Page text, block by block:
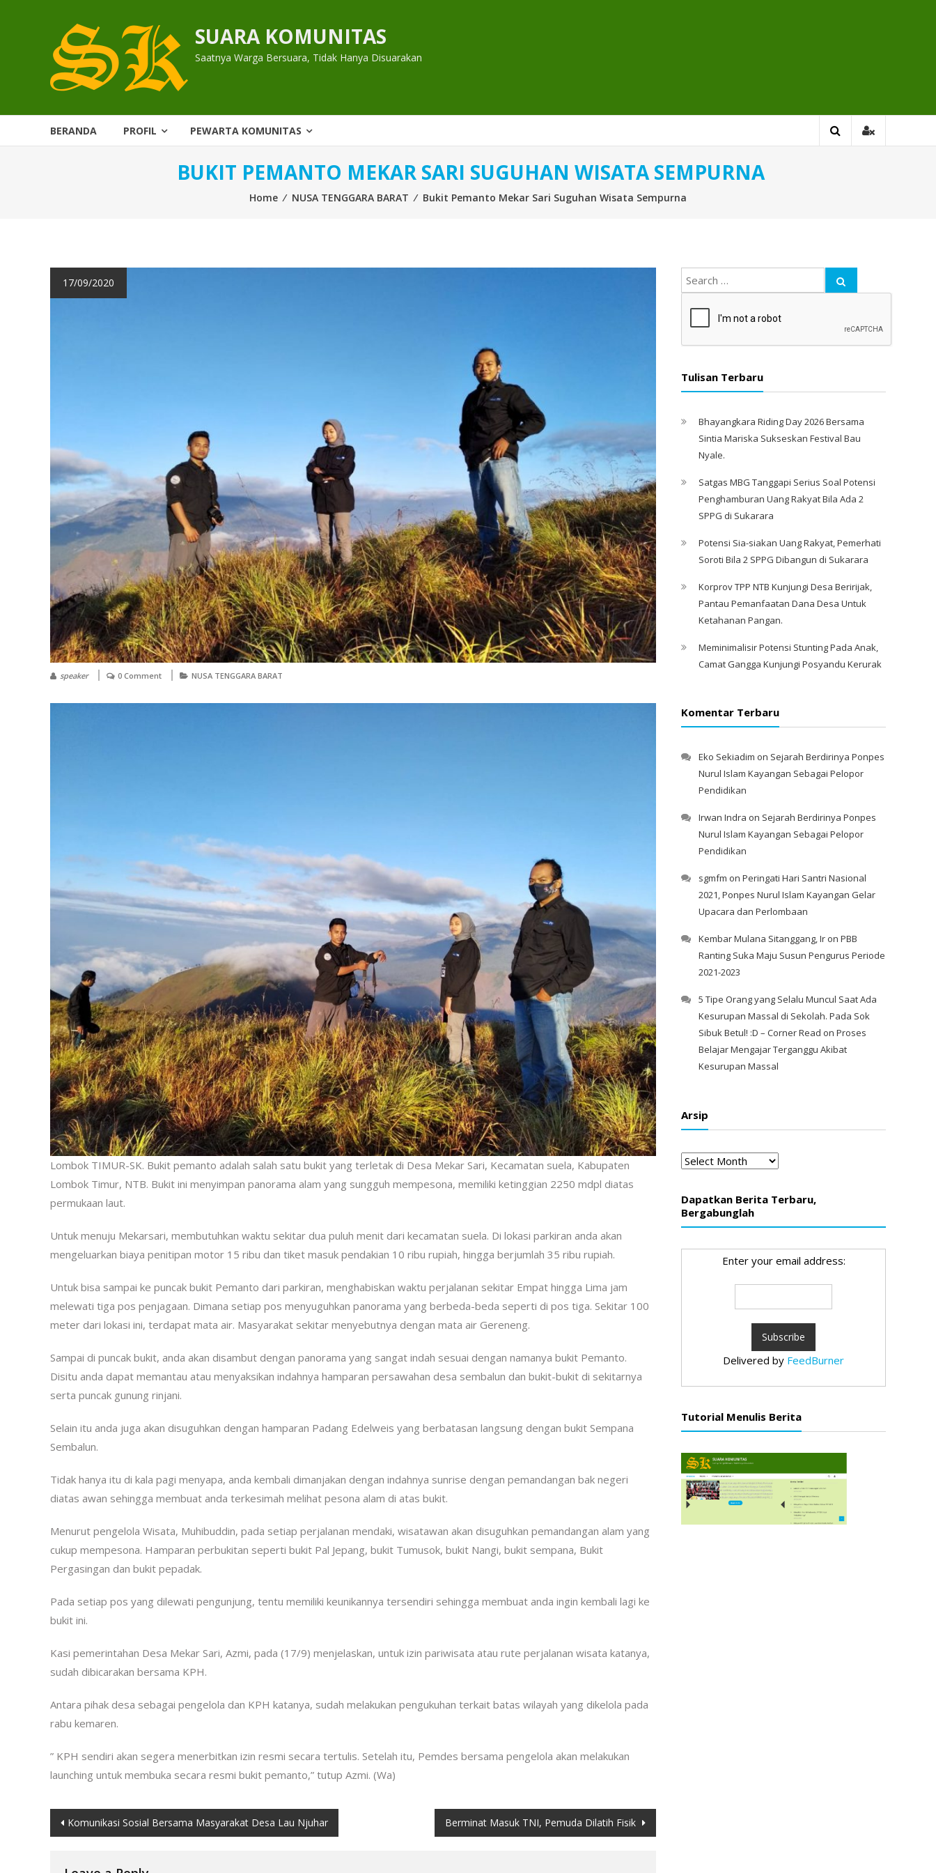
SUARA KOMUNITAS
Saatnya Warga Bersuara, Tidak Hanya Disuarakan
BERANDA PROFIL PEWARTA KOMUNITAS
BUKIT PEMANTO MEKAR SARI SUGUHAN WISATA SEMPURNA
Home ⁄ NUSA TENGGARA BARAT ⁄ Bukit Pemanto Mekar Sari Suguhan Wisata Sempurna
17/09/2020
speaker 0 Comment NUSA TENGGARA BARAT
Lombok TIMUR-SK. Bukit pemanto adalah salah satu bukit yang terletak di Desa Mekar Sari, Kecamatan suela, Kabupaten
Lombok Timur, NTB. Bukit ini menyimpan panorama alam yang sungguh mempesona, memiliki ketinggian 2250 mdpl diatas
permukaan laut.
Untuk menuju Mekarsari, membutuhkan waktu sekitar dua puluh menit dari kecamatan suela. Di lokasi parkiran anda akan
mengeluarkan biaya penitipan motor 15 ribu dan tiket masuk pendakian 10 ribu rupiah, hingga berjumlah 35 ribu rupiah.
Untuk bisa sampai ke puncak bukit Pemanto dari parkiran, menghabiskan waktu perjalanan sekitar Empat hingga Lima jam
melewati tiga pos penjagaan. Dimana setiap pos menyuguhkan panorama yang berbeda-beda seperti di pos tiga. Sekitar 100
meter dari lokasi ini, terdapat mata air. Masyarakat sekitar menyebutnya dengan mata air Gereneng.
Sampai di puncak bukit, anda akan disambut dengan panorama yang sangat indah sesuai dengan namanya bukit Pemanto.
Disitu anda dapat memantau atau menyaksikan indahnya hamparan persawahan desa sembalun dan bukit-bukit di sekitarnya
serta puncak gunung rinjani.
Selain itu anda juga akan disuguhkan dengan hamparan Padang Edelweis yang berbatasan langsung dengan bukit Sempana
Sembalun.
Tidak hanya itu di kala pagi menyapa, anda kembali dimanjakan dengan indahnya sunrise dengan pemandangan bak negeri
diatas awan sehingga membuat anda terkesimah melihat pesona alam di atas bukit.
Menurut pengelola Wisata, Muhibuddin, pada setiap perjalanan mendaki, wisatawan akan disuguhkan pemandangan alam yang
cukup mempesona. Hamparan perbukitan seperti bukit Pal Jepang, bukit Tumusok, bukit Nangi, bukit sempana, Bukit
Pergasingan dan bukit pepadak.
Pada setiap pos yang dilewati pengunjung, tentu memiliki keunikannya tersendiri sehingga membuat anda ingin kembali lagi ke
bukit ini.
Kasi pemerintahan Desa Mekar Sari, Azmi, pada (17/9) menjelaskan, untuk izin pariwisata atau rute perjalanan wisata katanya,
sudah dibicarakan bersama KPH.
Antara pihak desa sebagai pengelola dan KPH katanya, sudah melakukan pengukuhan terkait batas wilayah yang dikelola pada
rabu kemaren.
” KPH sendiri akan segera menerbitkan izin resmi secara tertulis. Setelah itu, Pemdes bersama pengelola akan melakukan
launching untuk membuka secara resmi bukit pemanto,” tutup Azmi. (Wa)
Post
Komunikasi Sosial Bersama Masyarakat Desa Lau Njuhar Berminat Masuk TNI, Pemuda Dilatih Fisik
Tulisan Terbaru
Bhayangkara Riding Day 2026 Bersama
Sintia Mariska Sukseskan Festival Bau
Nyale. ‎
Satgas MBG Tanggapi Serius Soal Potensi
Penghamburan Uang Rakyat Bila Ada 2
SPPG di Sukarara
Potensi Sia-siakan Uang Rakyat, Pemerhati
Soroti Bila 2 SPPG Dibangun di Sukarara
Korprov TPP NTB Kunjungi Desa Beririjak,
Pantau Pemanfaatan Dana Desa Untuk
Ketahanan Pangan.
Meminimalisir Potensi Stunting Pada Anak,
Camat Gangga Kunjungi Posyandu Kerurak
Komentar Terbaru
Eko Sekiadim on Sejarah Berdirinya Ponpes
Nurul Islam Kayangan Sebagai Pelopor
Pendidikan
Irwan Indra on Sejarah Berdirinya Ponpes
Nurul Islam Kayangan Sebagai Pelopor
Pendidikan
sgmfm on Peringati Hari Santri Nasional
2021, Ponpes Nurul Islam Kayangan Gelar
Upacara dan Perlombaan
Kembar Mulana Sitanggang, Ir on PBB
Ranting Suka Maju Susun Pengurus Periode
2021-2023
5 Tipe Orang yang Selalu Muncul Saat Ada
Kesurupan Massal di Sekolah. Pada Sok
Sibuk Betul! :D – Corner Read on Proses
Belajar Mengajar Terganggu Akibat
Kesurupan Massal
Arsip
Arsip
Dapatkan Berita Terbaru,
Bergabunglah
Enter your email address:
Delivered by FeedBurner
Tutorial Menulis Berita